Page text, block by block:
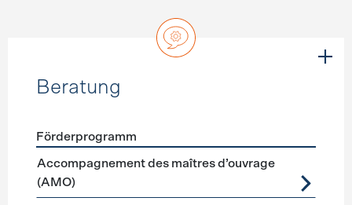
Beratung
Förderprogramme Beratung
Förderprogramm
Accompagnement des maîtres d’ouvrage
(AMO)